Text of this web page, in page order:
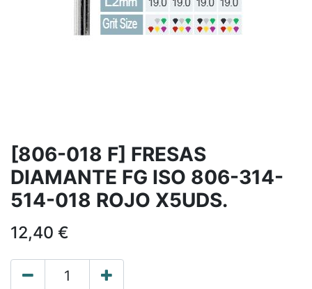
[806-018 F] FRESAS
DIAMANTE FG ISO 806-314-
514-018 ROJO X5UDS.
12,40 €